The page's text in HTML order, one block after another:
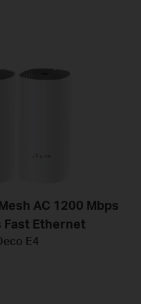
AC 1200 Mbps
Fast Ethernet
E4